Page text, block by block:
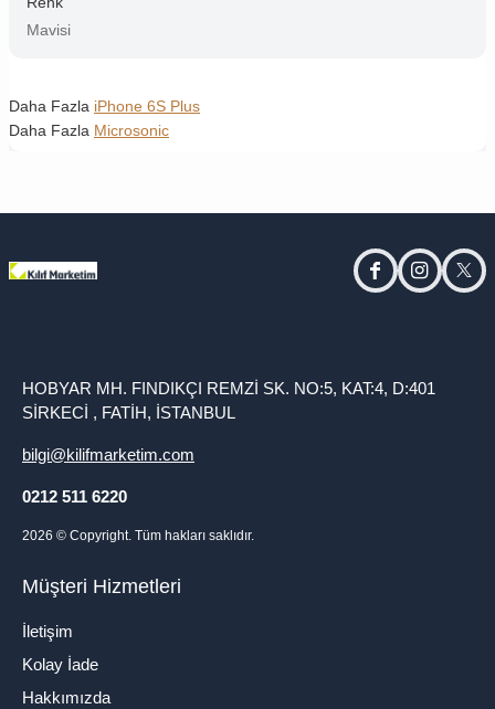
Mavisi
Daha Fazla iPhone 6S Plus
Daha Fazla Microsonic
facebookinstagram
HOBYAR MH. FINDIKÇI REMZİ SK. NO:5, KAT:4, D:401
SİRKECİ , FATİH, İSTANBUL
bilgi@kilifmarketim.com
0212 511 6220
2026 © Copyright. Tüm hakları saklıdır.
Müşteri Hizmetleri
İletişim
Kolay İade
Hakkımızda